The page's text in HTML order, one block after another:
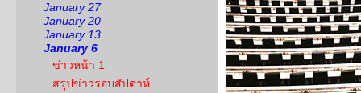
January 27
January 20
January 13
January 6
ข่าวหน้า 1
สรุปข่าวรอบสัปดาห์